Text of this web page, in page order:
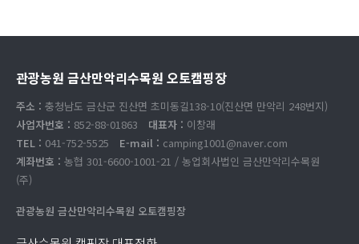
관광농원 금산만악리수목원 오토캠핑장
주소 : 충청남도 금산군 진산면 초미동길138-10(진산면 만악리 248번지)
사업자번호 : 852-88-01863 대표자 : 이창래
TEL : 041-752-5525 E-mail : camping1001@naver.com
계좌번호 : 농협 301-6600-1001-21 / 농업회사법인 금산만악리수목원
(주)
관광농원 금산만악리수목원 오토캠핑장